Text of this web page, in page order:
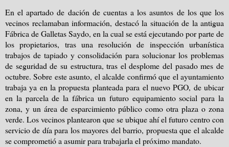
En el apartado de dación de cuentas a los asuntos de los que los
vecinos reclamaban información, destacó la situación de la antigua
Fábrica de Galletas Saydo, en la cual se está ejecutando por parte de
los propietarios, tras una resolución de inspección urbanística
trabajos de tapiado y consolidación para solucionar los problemas
de seguridad de su estructura, tras el desplome del pasado mes de
octubre. Sobre este asunto, el alcalde confirmó que el ayuntamiento
trabaja ya en la propuesta planteada para el nuevo PGO, de ubicar
en la parcela de la fábrica un futuro equipamiento social para la
zona, y un área de esparcimiento público como otra plaza o zona
verde. Los vecinos plantearon que se ubique ahí el futuro centro con
servicio de día para los mayores del barrio, propuesta que el alcalde
se comprometió a asumir para trabajarla el próximo mandato.